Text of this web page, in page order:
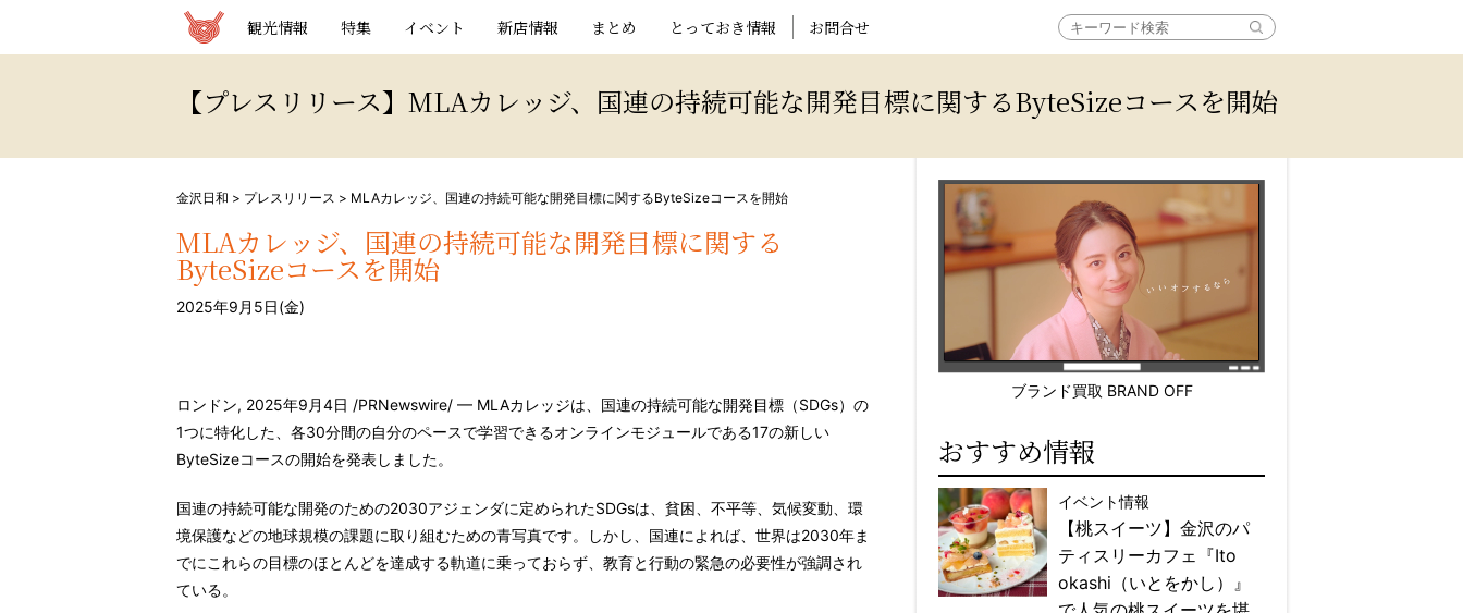
観光情報 特集 イベント 新店情報 まとめ とっておき情報 お問合せ
【プレスリリース】MLAカレッジ、国連の持続可能な開発目標に関するByteSizeコースを開始
金沢日和 > プレスリリース > MLAカレッジ、国連の持続可能な開発目標に関するByteSizeコースを開始
MLAカレッジ、国連の持続可能な開発目標に関する
ByteSizeコースを開始
2025年9月5日(金)
ロンドン, 2025年9月4日 /PRNewswire/ — MLAカレッジは、国連の持続可能な開発目標（SDGs）の
1つに特化した、各30分間の自分のペースで学習できるオンラインモジュールである17の新しい
ByteSizeコースの開始を発表しました。
国連の持続可能な開発のための2030アジェンダに定められたSDGsは、貧困、不平等、気候変動、環
境保護などの地球規模の課題に取り組むための青写真です。しかし、国連によれば、世界は2030年ま
でにこれらの目標のほとんどを達成する軌道に乗っておらず、教育と行動の緊急の必要性が強調され
ている。
ブランド買取 BRAND OFF
おすすめ情報
イベント情報
【桃スイーツ】金沢のパ
ティスリーカフェ『Ito
okashi（いとをかし）』